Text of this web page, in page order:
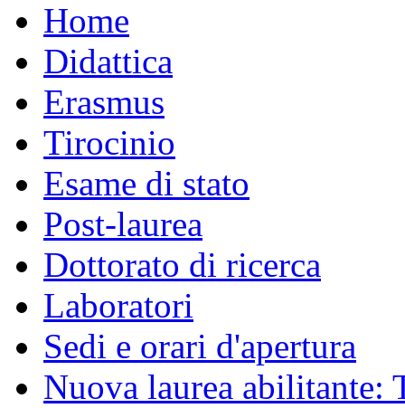
Home
Didattica
Erasmus
Tirocinio
Esame di stato
Post-laurea
Dottorato di ricerca
Laboratori
Sedi e orari d'apertura
Nuova laurea abilitante: